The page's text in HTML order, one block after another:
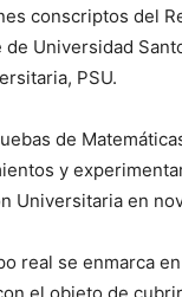
conscriptos del
de Universidad
PSU.
de
y
Universitaria en
real se enmarca